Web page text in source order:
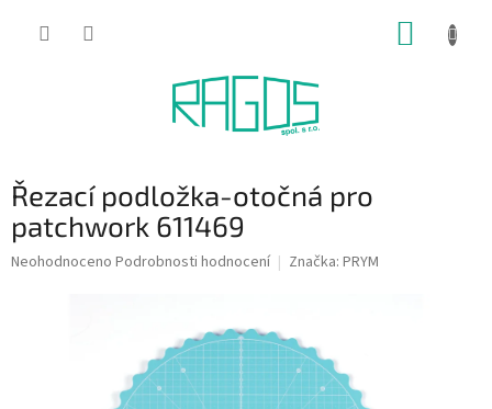
Řezací podložka-otočná pro
patchwork 611469
Průměrné
Neohodnoceno Podrobnosti hodnocení Značka: PRYM